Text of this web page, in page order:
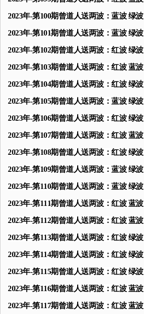
2023年-第100期曾道人送两波：蓝波 绿波
2023年-第101期曾道人送两波：蓝波 绿波
2023年-第102期曾道人送两波：红波 绿波
2023年-第103期曾道人送两波：红波 蓝波
2023年-第104期曾道人送两波：红波 绿波
2023年-第105期曾道人送两波：蓝波 绿波
2023年-第106期曾道人送两波：红波 绿波
2023年-第107期曾道人送两波：红波 蓝波
2023年-第108期曾道人送两波：红波 绿波
2023年-第109期曾道人送两波：蓝波 绿波
2023年-第110期曾道人送两波：蓝波 绿波
2023年-第111期曾道人送两波：红波 蓝波
2023年-第112期曾道人送两波：红波 蓝波
2023年-第113期曾道人送两波：红波 绿波
2023年-第114期曾道人送两波：红波 绿波
2023年-第115期曾道人送两波：红波 绿波
2023年-第116期曾道人送两波：红波 蓝波
2023年-第117期曾道人送两波：红波 蓝波